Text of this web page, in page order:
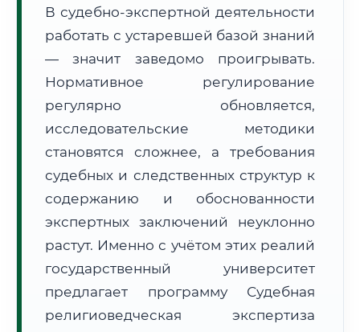
Формат учебы:
Дистанционно
🗺️ Зона обслуживания: г. Батуми
Расчет логистики оригиналов:
• Маршрут транзита: ~3 333 км
• Экспресс-доставка СДЭК / Почтой:
5–7 рабочих дней
📜 Документы и аккредитация ФИС ФРДО
🔍Нажмите на документ для увеличения и просмотра
В судебно-экспертной деятельности
работать с устаревшей базой знаний
— значит заведомо проигрывать.
Нормативное регулирование
регулярно обновляется,
исследовательские методики
становятся сложнее, а требования
судебных и следственных структур к
содержанию и обоснованности
экспертных заключений неуклонно
растут. Именно с учётом этих реалий
государственный университет
предлагает программу Судебная
религиоведческая экспертиза